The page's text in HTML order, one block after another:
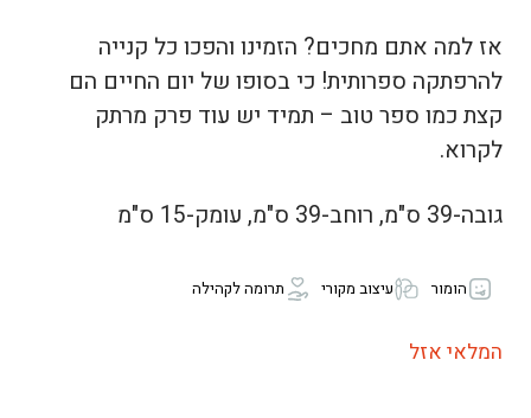
אז למה אתם מחכים? הזמינו והפכו כל קנייה
להרפתקה ספרותית! כי בסופו של יום החיים הם
קצת כמו ספר טוב – תמיד יש עוד פרק מרתק
לקרוא.
גובה-39 ס"מ, רוחב-39 ס"מ, עומק-15 ס"מ
הומור עיצוב מקורי תרומה לקהילה
המלאי אזל